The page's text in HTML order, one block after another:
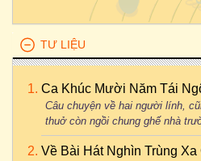
TƯ LIỆU
Ca Khúc Mười Năm Tái
Câu chuyện về hai người lính,
thuở còn ngồi chung ghế nhà
Về Bài Hát Nghìn Trùng Xa